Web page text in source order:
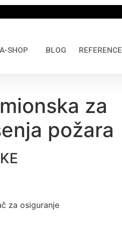
SHOP BLOG REFERENCE
za
požara
za osiguranje